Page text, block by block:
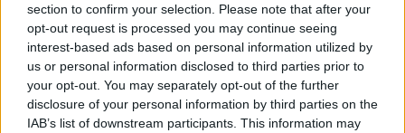
section to confirm your selection. Please note that after your
opt-out request is processed you may continue seeing
interest-based ads based on personal information utilized by
us or personal information disclosed to third parties prior to
your opt-out. You may separately opt-out of the further
disclosure of your personal information by third parties on the
IAB’s list of downstream participants. This information may
10-10-2024 11:14
Μπερνάρ Αρνό και
Red Bull «μπαίνουν»
και στο γαλλικό
ποδόσφαιρο - Σε ποια
ομάδα επενδύουν